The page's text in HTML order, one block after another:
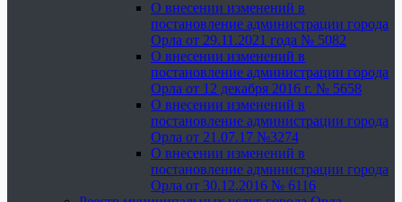
О внесении изменений в
постановление администрации города
Орла от 29.11.2021 года № 5082
О внесении изменений в
постановление администрации города
Орла от 12 декабря 2016 г. № 5658
О внесении изменений в
постановление администрации города
Орла от 21.07.17 №3274
О внесении изменений в
постановление администрации города
Орла от 30.12.2016 № 6116